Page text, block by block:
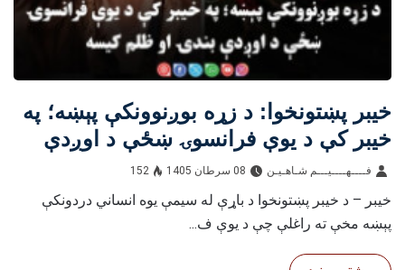
خيبر پښتونخوا: د زړه بوږنوونکې پېښه؛ په
خیبر کې د یوې فرانسوۍ ښځې د اوږدې
بندۍ او ظلم کیسه
فــــهــــيـــم شـاهـیـن‎‎ 08 سرطان 1405 152
خیبر – د خيبر پښتونخوا د باړې له سیمې یوه انساني دردونکې
پېښه مخې ته راغلې چې د یوې ف...